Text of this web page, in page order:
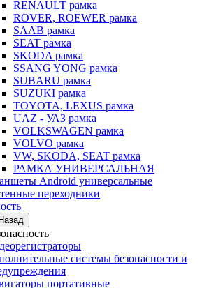
RENAULT рамка
ROVER, ROEWER рамка
SAAB рамка
SEAT рамка
SKODA рамка
SSANG YONG рамка
SUBARU рамка
SUZUKI рамка
TOYOTA, LEXUS рамка
UAZ - УАЗ рамка
VOLKSWAGEN рамка
VOLVO рамка
VW, SKODA, SEAT рамка
РАМКА УНИВЕРСАЛЬНАЯ
Android универсальные
переходники
Назад
системы безопасности и
портативные